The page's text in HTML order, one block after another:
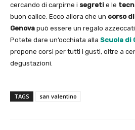
cercando di carpirne i segreti e le
buon calice. Ecco allora che un corso
Genova può essere un regalo
Potete dare un’occhiata alla Scuola di
propone corsi per tutti i gusti, oltre a
degustazioni.
TAGS san valentino